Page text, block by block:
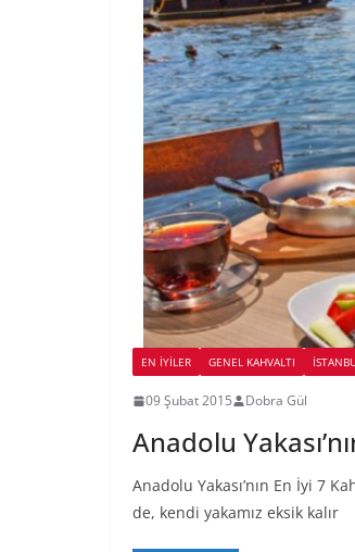
EN İYILER GENEL KAHVALTI
09 Şubat 2015 Dobra Gül
Anadolu
Anadolu Yakası’nın En İyi 7
de, kendi yakamız eksik kalır